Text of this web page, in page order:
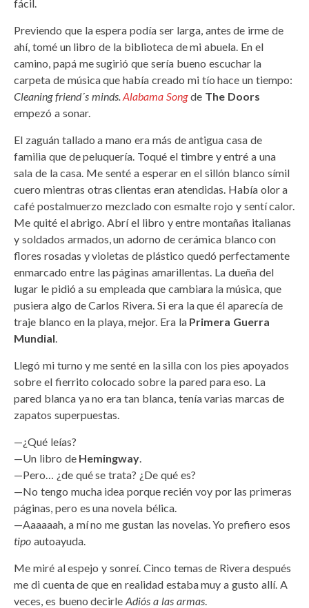
fácil.
Previendo que la espera podía ser larga, antes de irme de
ahí, tomé un libro de la biblioteca de mi abuela. En el
camino, papá me sugirió que sería bueno escuchar la
carpeta de música que había creado mi tío hace un tiempo:
Cleaning friend´s minds.Alabama Songde The Doors
empezó a sonar.
El zaguán tallado a mano era más de antigua casa de
familia que de peluquería. Toqué el timbre y entré a una
sala de la casa. Me senté a esperar en el sillón blanco símil
cuero mientras otras clientas eran atendidas. Había olor a
café postalmuerzo mezclado con esmalte rojo y sentí calor.
Me quité el abrigo. Abrí el libro y entre montañas italianas
y soldados armados, un adorno de cerámica blanco con
flores rosadas y violetas de plástico quedó perfectamente
enmarcado entre las páginas amarillentas. La dueña del
lugar le pidió a su empleada que cambiara la música, que
pusiera algo de Carlos Rivera. Si era la que él aparecía de
traje blanco en la playa, mejor. Era la Primera Guerra
Mundial.
Llegó mi turno y me senté en la silla con los pies apoyados
sobre el fierrito colocado sobre la pared para eso. La
pared blanca ya no era tan blanca, tenía varias marcas de
zapatos superpuestas.
—¿Qué leías?
—Un libro de Hemingway.
—Pero… ¿de qué se trata? ¿De qué es?
—No tengo mucha idea porque recién voy por las primeras
páginas, pero es una novela bélica.
—Aaaaaah, a mí no me gustan las novelas. Yo prefiero esos
tipo autoayuda.
Me miré al espejo y sonreí. Cinco temas de Rivera después
me di cuenta de que en realidad estaba muy a gusto allí. A
veces, es bueno decirleAdiós a las armas.